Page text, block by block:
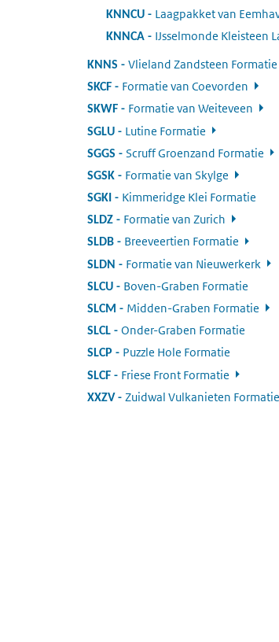
KNNCU Laagpakket van
KNNCA IJsselmonde Kleisteen
KNNS Vlieland Zandsteen Formatie
SKCF Formatie van Coevorden
SKWF Formatie van Weiteveen
SGLU Lutine Formatie
SGGS Scruff Groenzand Formatie
SGSK Formatie van Skylge
SGKI Kimmeridge Klei Formatie
SLDZ Formatie van Zurich
SLDB Breeveertien Formatie
SLDN Formatie van Nieuwerkerk
SLCU Boven-Graben Formatie
SLCM Midden-Graben Formatie
SLCL Onder-Graben Formatie
SLCP Puzzle Hole Formatie
SLCF Friese Front Formatie
XXZV: Zuidwal Vulkanieten Formatie